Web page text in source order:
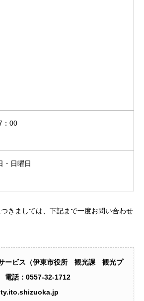
：00
・日曜日
きましては、下記まで一度お問い合わせ
ービス（伊東市役所 観光課 観光プ
電話：0557‐32-1712